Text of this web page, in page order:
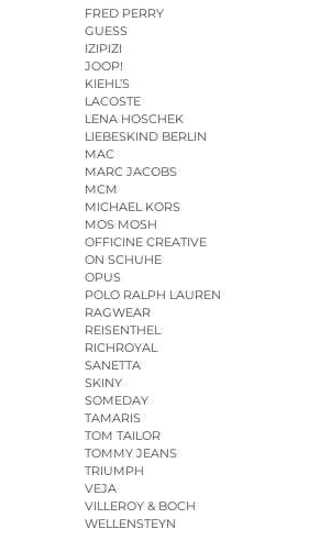
FRED PERRY
GUESS
IZIPIZI
JOOP!
KIEHL’S
LACOSTE
LENA HOSCHEK
LIEBESKIND BERLIN
MAC
MARC JACOBS
MCM
MICHAEL KORS
MOS MOSH
OFFICINE CREATIVE
ON SCHUHE
OPUS
POLO RALPH LAUREN
RAGWEAR
REISENTHEL
RICHROYAL
SANETTA
SKINY
SOMEDAY
TAMARIS
TOM TAILOR
TOMMY JEANS
TRIUMPH
VEJA
VILLEROY & BOCH
WELLENSTEYN